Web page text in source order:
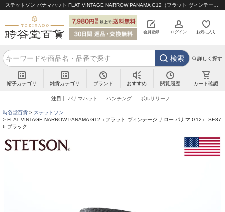
会員登録 ログイン お気に入り
検索 詳しく探す
帽子カテゴリ 雑貨カテゴリ ブランド おすすめ 閲覧履歴 カート確認
注目 パナマハット ハンチング ボルサリーノ
時谷堂百貨
ステットソン
FLAT VINTAGE NARROW PANAMA G12（フラット ヴィンテージ ナロー パナマ G12） SE87
6 ブラック